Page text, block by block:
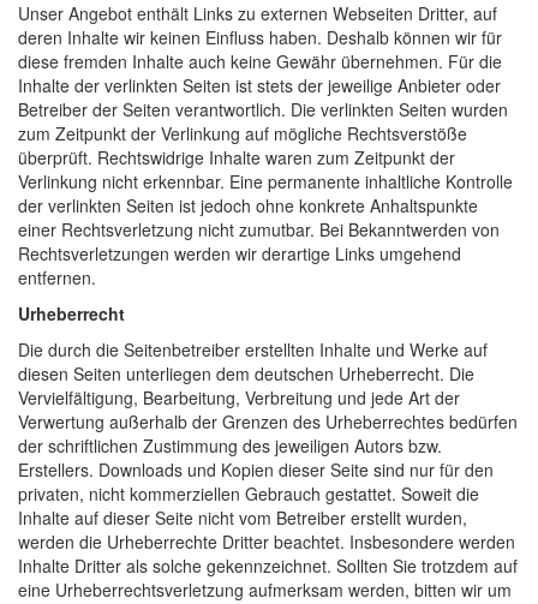
Unser Angebot enthält Links zu externen Webseiten Dritter, auf
deren Inhalte wir keinen Einfluss haben. Deshalb können wir für
diese fremden Inhalte auch keine Gewähr übernehmen. Für die
Inhalte der verlinkten Seiten ist stets der jeweilige Anbieter oder
Betreiber der Seiten verantwortlich. Die verlinkten Seiten wurden
zum Zeitpunkt der Verlinkung auf mögliche Rechtsverstöße
überprüft. Rechtswidrige Inhalte waren zum Zeitpunkt der
Verlinkung nicht erkennbar. Eine permanente inhaltliche Kontrolle
der verlinkten Seiten ist jedoch ohne konkrete Anhaltspunkte
einer Rechtsverletzung nicht zumutbar. Bei Bekanntwerden von
Rechtsverletzungen werden wir derartige Links umgehend
entfernen.
Urheberrecht
Die durch die Seitenbetreiber erstellten Inhalte und Werke auf
diesen Seiten unterliegen dem deutschen Urheberrecht. Die
Vervielfältigung, Bearbeitung, Verbreitung und jede Art der
Verwertung außerhalb der Grenzen des Urheberrechtes bedürfen
der schriftlichen Zustimmung des jeweiligen Autors bzw.
Erstellers. Downloads und Kopien dieser Seite sind nur für den
privaten, nicht kommerziellen Gebrauch gestattet. Soweit die
Inhalte auf dieser Seite nicht vom Betreiber erstellt wurden,
werden die Urheberrechte Dritter beachtet. Insbesondere werden
Inhalte Dritter als solche gekennzeichnet. Sollten Sie trotzdem auf
eine Urheberrechtsverletzung aufmerksam werden, bitten wir um